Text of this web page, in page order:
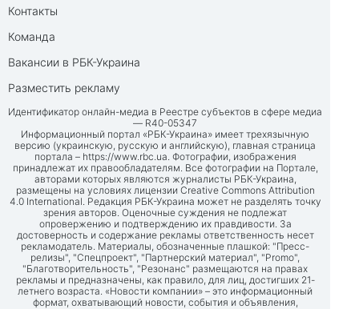
Контакты
Команда
Вакансии в РБК-Украина
Разместить рекламу
Идентификатор онлайн-медиа в Реестре субъектов в сфере медиа
— R40-05347
Информационный портал «РБК-Украина» имеет трехязычную
версию (украинскую, русскую и английскую), главная страница
портала – https://www.rbc.ua. Фотографии, изображения
принадлежат их правообладателям. Все фотографии на Портале,
авторами которых являются журналисты РБК-Украина,
размещены на условиях лицензии Creative Commons Attribution
4.0 International. Редакция РБК-Украина может не разделять точку
зрения авторов. Оценочные суждения не подлежат
опровержению и подтверждению их правдивости. За
достоверность и содержание рекламы ответственность несет
рекламодатель. Материалы, обозначенные плашкой: "Пресс-
релизы", "Спецпроект", "Партнерский материал", "Promo",
"Благотворительность", "Резонанс" размещаются на правах
рекламы и предназначены, как правило, для лиц, достигших 21-
летнего возраста. «Новости компании» – это информационный
формат, охватывающий новости, события и объявления,